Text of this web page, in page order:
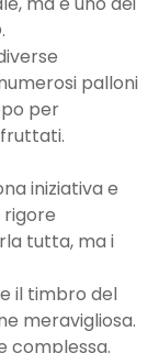
palloni
per
iniziativa e
rigore
tutta, ma i
il timbro del
meravigliosa.
complessa.